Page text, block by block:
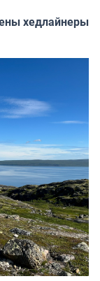
хедлайнеры